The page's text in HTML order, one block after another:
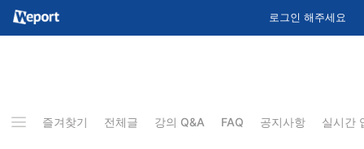
로그인 해주세요
즐겨찾기 전체글 강의 Q&A FAQ 공지사항 실시간